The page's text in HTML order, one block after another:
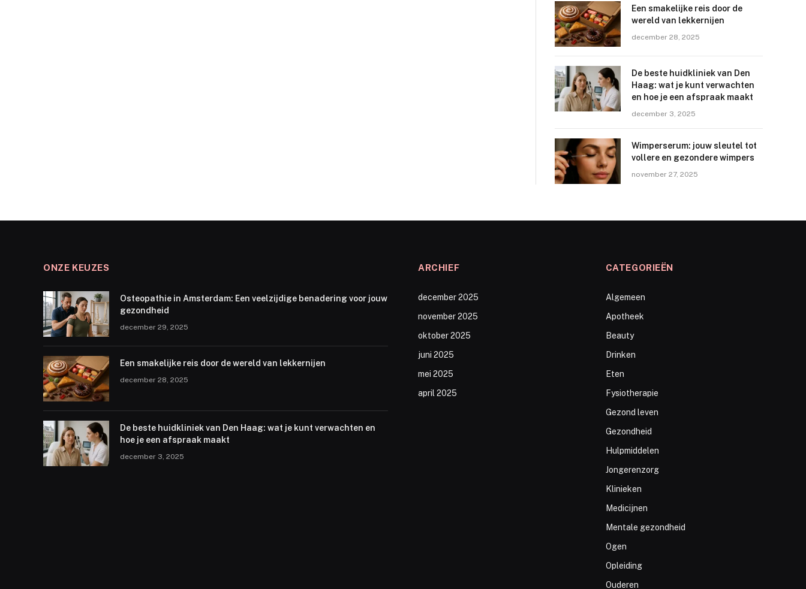
Een smakelijke reis door de
wereld van lekkernijen
december 28, 2025
De beste huidkliniek van Den
Haag: wat je kunt verwachten
en hoe je een afspraak maakt
december 3, 2025
Wimperserum: jouw sleutel tot
vollere en gezondere wimpers
november 27, 2025
ONZE KEUZES
Osteopathie in Amsterdam: Een veelzijdige benadering voor jouw
gezondheid
december 29, 2025
Een smakelijke reis door de wereld van lekkernijen
december 28, 2025
De beste huidkliniek van Den Haag: wat je kunt verwachten en
hoe je een afspraak maakt
december 3, 2025
ARCHIEF
december 2025
november 2025
oktober 2025
juni 2025
mei 2025
april 2025
CATEGORIEËN
Algemeen
Apotheek
Beauty
Drinken
Eten
Fysiotherapie
Gezond leven
Gezondheid
Hulpmiddelen
Jongerenzorg
Klinieken
Medicijnen
Mentale gezondheid
Ogen
Opleiding
Ouderen